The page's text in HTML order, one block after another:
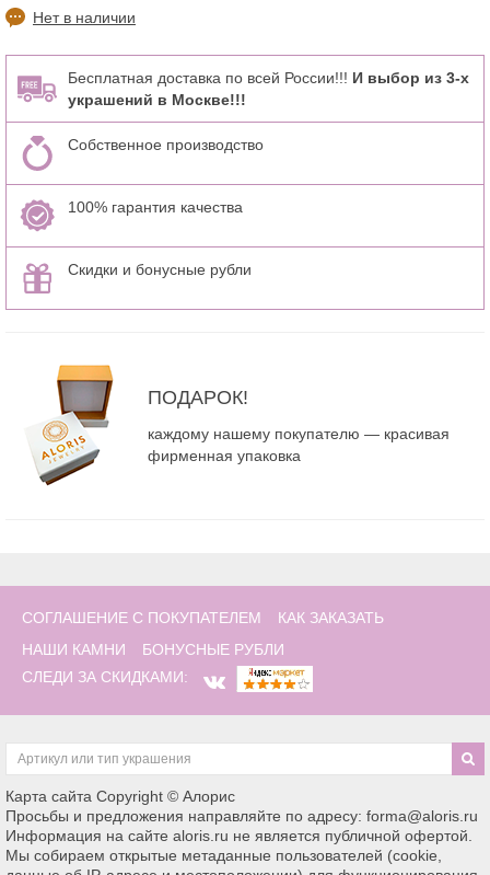
Нет в наличии
Бесплатная доставка по всей России!!! И выбор из 3-х
украшений в Москве!!!
Собственное производство
100% гарантия качества
Скидки и бонусные рубли
ПОДАРОК!
каждому нашему покупателю — красивая
фирменная упаковка
СОГЛАШЕНИЕ С ПОКУПАТЕЛЕМ
КАК ЗАКАЗАТЬ
НАШИ КАМНИ
БОНУСНЫЕ РУБЛИ
СЛЕДИ ЗА СКИДКАМИ:
Карта сайта Copyright © Алорис
Просьбы и предложения направляйте по адресу: forma@aloris.ru
Информация на сайте aloris.ru не является публичной офертой.
Мы собираем открытые метаданные пользователей (cookie,